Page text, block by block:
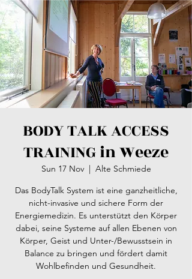
BODY TALK ACCESS
TRAINING in Weeze
Sun 17 Nov
  |
Alte Schmiede
Das BodyTalk System ist eine ganzheitliche,
nicht-invasive und sichere Form der
Energiemedizin. Es unterstützt den Körper
dabei, seine Systeme auf allen Ebenen von
Körper, Geist und Unter-/Bewusstsein in
Balance zu bringen und fördert damit